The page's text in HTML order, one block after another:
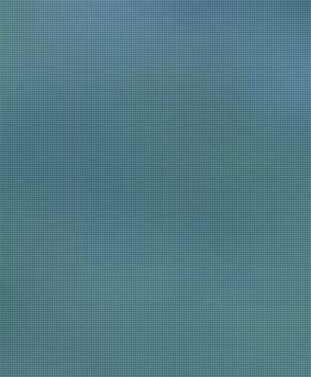
お部屋からプランを
空室カレンダーから
会議・団体 吉川屋で
お知らせ よくある
お問い合わせ
予約確認・変更・キャンセル